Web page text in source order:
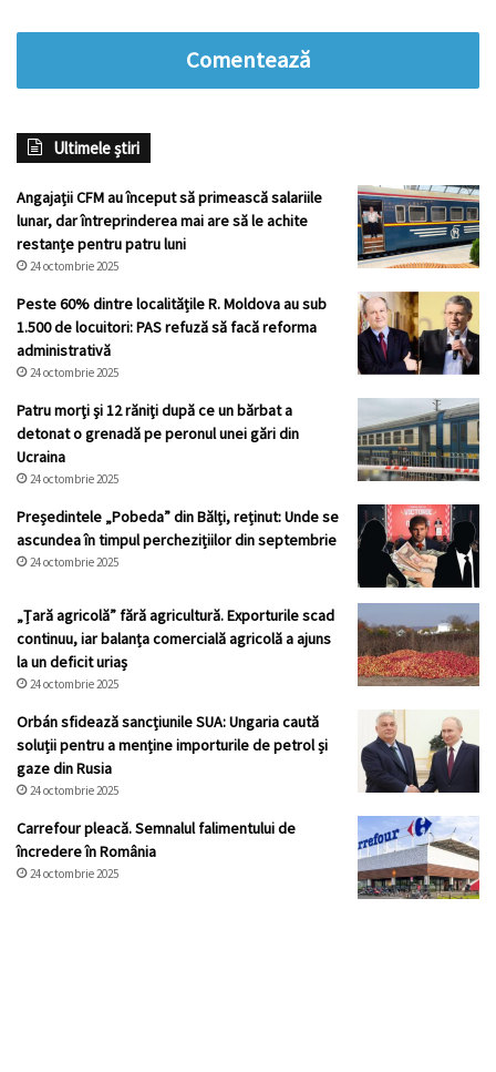
Comentează
Ultimele știri
Angajații CFM au început să primească salariile
lunar, dar întreprinderea mai are să le achite
restanțe pentru patru luni
24 octombrie 2025
Peste 60% dintre localitățile R. Moldova au sub
1.500 de locuitori: PAS refuză să facă reforma
administrativă
24 octombrie 2025
Patru morţi şi 12 răniţi după ce un bărbat a
detonat o grenadă pe peronul unei gări din
Ucraina
24 octombrie 2025
Președintele „Pobeda” din Bălți, reținut: Unde se
ascundea în timpul perchezițiilor din septembrie
24 octombrie 2025
„Țară agricolă” fără agricultură. Exporturile scad
continuu, iar balanța comercială agricolă a ajuns
la un deficit uriaș
24 octombrie 2025
Orbán sfidează sancțiunile SUA: Ungaria caută
soluții pentru a menține importurile de petrol și
gaze din Rusia
24 octombrie 2025
Carrefour pleacă. Semnalul falimentului de
încredere în România
24 octombrie 2025